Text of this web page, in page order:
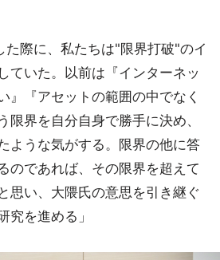
た際に、私たちは"限界打破"のイ
ていた。以前は『インターネッ
』『アセットの範囲の中でなく
限界を自分自身で勝手に決め、
ような気がする。限界の他に答
のであれば、その限界を超えて
思い、大隈氏の意思を引き継ぐ
究を進める」